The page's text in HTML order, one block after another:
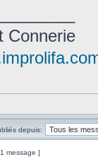
Connerie
depuis:
message ]